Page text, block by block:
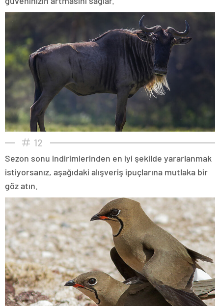
12
Sezon sonu indirimlerinden en iyi şekilde yararlanmak
istiyorsanız, aşağıdaki alışveriş ipuçlarına mutlaka bir
göz atın.